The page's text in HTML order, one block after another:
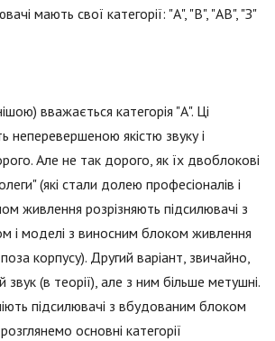
мають свої категорії: "А", "В", "АВ", "З"
вважається категорія "А". Ці
неперевершеною якістю звуку і
Але не так дорого, як їх двоблокові
(які стали долею професіоналів і
живлення розрізняють підсилювачі з
і моделі з виносним блоком живлення
корпусу). Другий варіант, звичайно,
(в теорії), але з ним більше метушні.
підсилювачі з вбудованим блоком
основні категорії